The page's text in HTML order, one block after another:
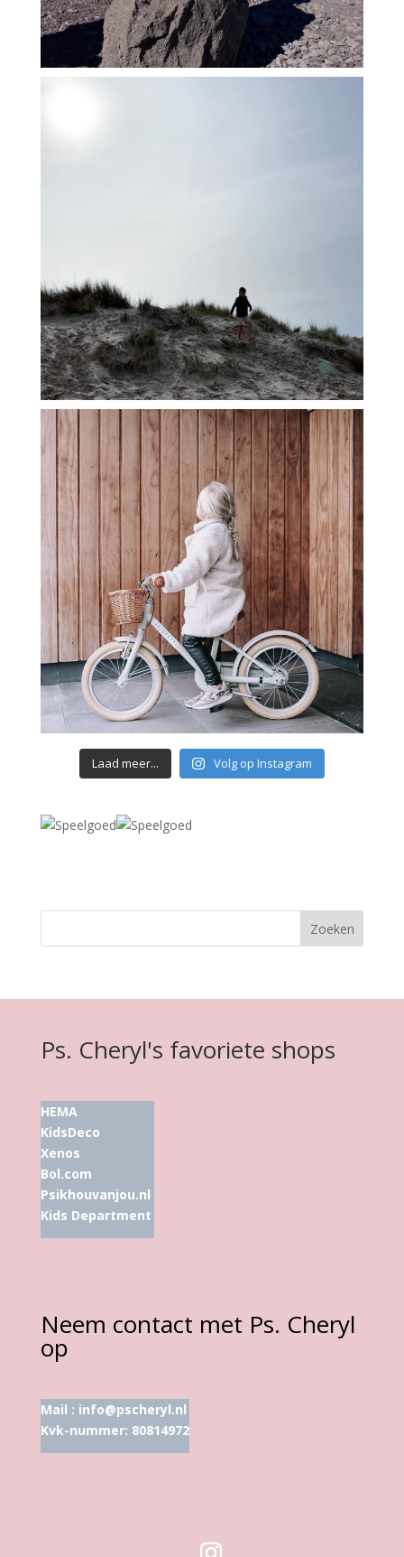
Laad meer... Volg op Instagram
Ps. Cheryl's favoriete shops
HEMA
KidsDeco
Xenos
Bol.com
Psikhouvanjou.nl
Kids Department
Neem contact met Ps. Cheryl
op
Mail : info@pscheryl.nl
Kvk-nummer: 80814972